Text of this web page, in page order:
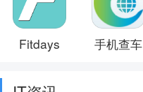
Fitdays 手机查车